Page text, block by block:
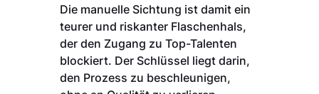
Die manuelle Sichtung ist damit ein
teurer und riskanter Flaschenhals,
der den Zugang zu Top-Talenten
blockiert. Der Schlüssel liegt darin,
den Prozess zu beschleunigen,